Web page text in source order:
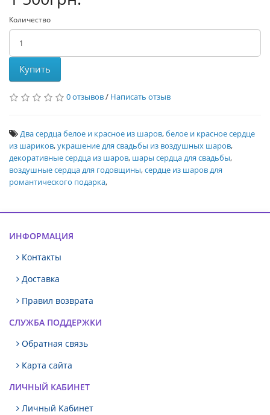
Количество
Купить
0 отзывов/ Написать отзыв
Два сердца белое и красное из шаров,белое и красное сердце
из шариков,украшение для свадьбы из воздушных шаров,
декоративные сердца из шаров, шары сердца для свадьбы,
воздушные сердца для годовщины,сердце из шаров для
романтического подарка,
ИНФОРМАЦИЯ
Контакты
Доставка
Правил возврата
СЛУЖБА ПОДДЕРЖКИ
Обратная связь
Карта сайта
ЛИЧНЫЙ КАБИНЕТ
Личный Кабинет